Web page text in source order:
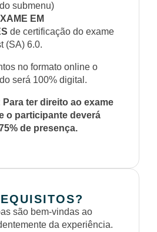
submenu)
EM
de certificação do exame
(SA) 6.0.
no formato online o
será 100% digital.
Para ter direito ao exame
o participante deverá
de presença.
são bem-vindas ao
da experiência.